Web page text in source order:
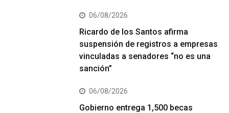
06/08/2026
Ricardo de los Santos afirma
suspensión de registros a empresas
vinculadas a senadores “no es una
sanción”
06/08/2026
Gobierno entrega 1,500 becas